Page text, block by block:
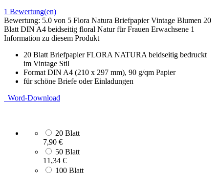
1 Bewertung(en)
Bewertung: 5.0 von 5 Flora Natura Briefpapier Vintage Blumen 20
Blatt DIN A4 beidseitig floral Natur für Frauen Erwachsene 1
Information zu diesem Produkt
20 Blatt Briefpapier FLORA NATURA beidseitig bedruckt
im Vintage Stil
Format DIN A4 (210 x 297 mm), 90 g/qm Papier
für schöne Briefe oder Einladungen
Word-Download
20 Blatt
7,90 €
50 Blatt
11,34 €
100 Blatt